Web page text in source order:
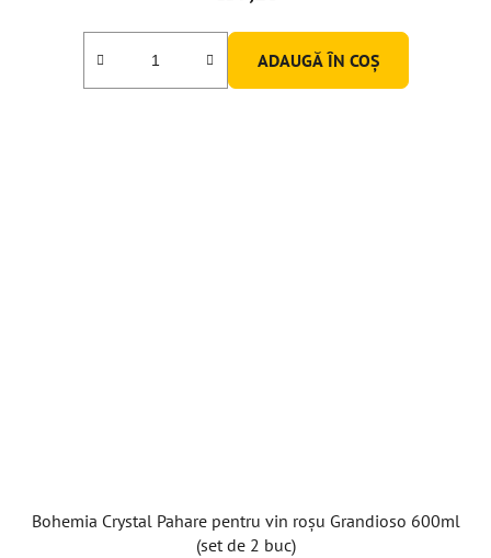
ADAUGĂ ÎN COŞ
Bohemia Crystal Pahare pentru vin roșu Grandioso 600ml
(set de 2 buc)